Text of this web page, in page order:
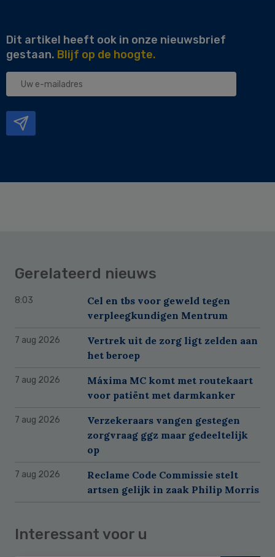
Dit artikel heeft ook in onze nieuwsbrief
gestaan. Blijf op de hoogte.
Uw
Gerelateerd nieuws
8:03
Cel en tbs voor geweld tegen
verpleegkundigen Mentrum
7 aug 2026
Vertrek uit de zorg ligt zelden aan
het beroep
7 aug 2026
Máxima MC komt met routekaart
voor patiënt met darmkanker
7 aug 2026
Verzekeraars vangen gestegen
zorgvraag ggz maar gedeeltelijk
op
7 aug 2026
Reclame Code Commissie stelt
artsen gelijk in zaak Philip Morris
Interessant voor u